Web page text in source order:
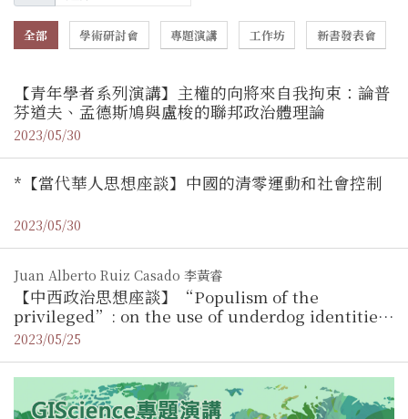
全部 學術研討會 專題演講 工作坊 新書發表會
【青年學者系列演講】主權的向將來自我拘束：論普
芬道夫、孟德斯鳩與盧梭的聯邦政治體理論
2023/05/30
*【當代華人思想座談】中國的清零運動和社會控制
2023/05/30
Juan Alberto Ruiz Casado 李黃睿
【中西政治思想座談】“Populism of the
privileged”: on the use of underdog identities
by comparatively privileged groups in the
Catalan independence movement
2023/05/25